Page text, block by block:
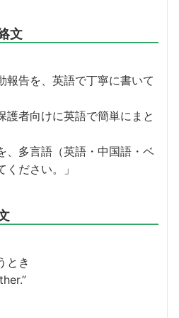
文
報告を、英語で丁寧に書いて
護者向けに英語で簡単にまと
、多言語（英語・中国語・ベ
ください。」
とき